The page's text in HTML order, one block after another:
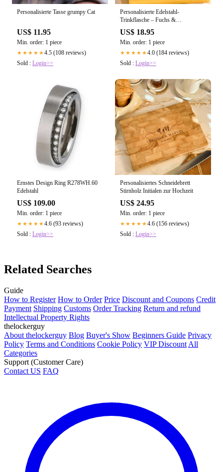
Personalisierte Tasse grumpy Cat
US$ 11.95
Min. order: 1 piece
★★★★★4.5 (108 reviews)
Sold : Login>>
Personalisierte Edelstahl-
Trinkflasche – Fuchs &
Wunschname
US$ 18.95
Min. order: 1 piece
★★★★★4.0 (184 reviews)
Sold : Login>>
Ernstes Design Ring R278WH.60
Edelstahl
US$ 109.00
Min. order: 1 piece
★★★★★4.6 (93 reviews)
Sold : Login>>
Personalisiertes Schneidebrett
Stirnholz Initialen zur Hochzeit
US$ 24.95
Min. order: 1 piece
★★★★★4.6 (156 reviews)
Sold : Login>>
Related Searches
Guide
How to Register How to Order Price Discount and Coupons Credit
Payment Shipping Customs Order Tracking Return and refund
Intellectual Property Rights
thelockerguy
About thelockerguy Blog Buyer's Show Beginners Guide Privacy
Policy Terms and Conditions Cookie Policy VIP Discount All
Categories
Support (Customer Care)
Contact US FAQ